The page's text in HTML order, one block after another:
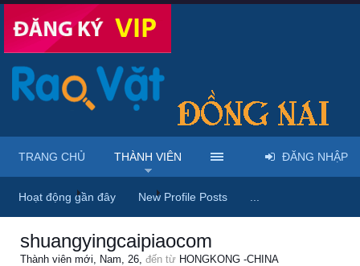
Trang chủ Thành viên shuangyingcaipiaocom
shuangyingcaipiaocom
Thành viên mới, Nam, 26, đến từ HONGKONG -CHINA
TRANG CHỦ THÀNH VIÊN
Hoạt động gần đây New Profile Posts
ĐĂNG NHẬP